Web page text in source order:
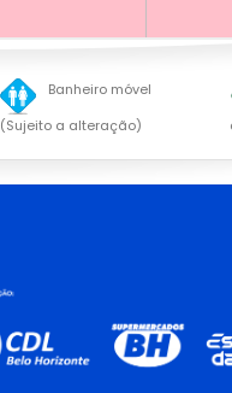
Banheiro móvel
(Sujeito a alteração)